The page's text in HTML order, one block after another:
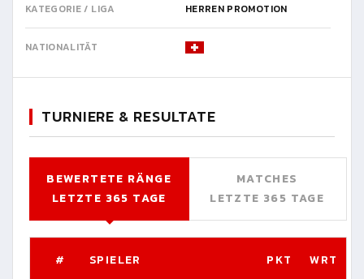
KATEGORIE / LIGA
HERREN PROMOTION
NATIONALITÄT
TURNIERE & RESULTATE
BEWERTETE RÄNGE
LETZTE 365 TAGE
MATCHES
LETZTE 365 TAGE
# SPIELER PKT WRT